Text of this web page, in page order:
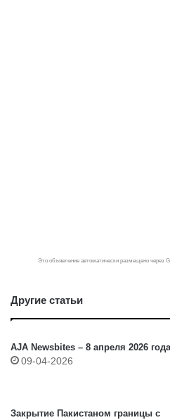
Это объявление автоматически размещено через
Другие статьи
AJA Newsbites – 8 апреля 2026 года
09-04-2026
Закрытие Пакистаном границы с